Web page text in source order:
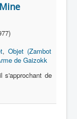
, Objet (Zambot
de Gaizokk
s'approchant de